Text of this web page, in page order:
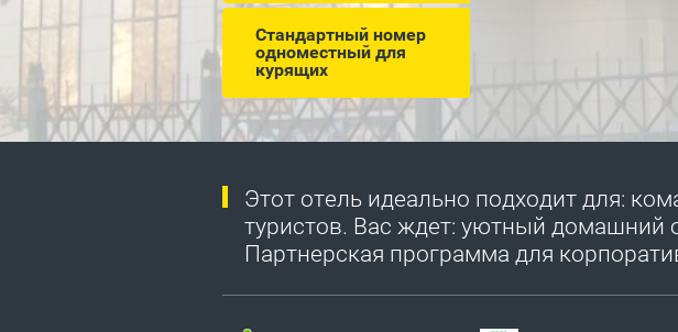
Стандартный номер
одноместный для
курящих
Этот отель идеально подходит для:
туристов. Вас ждет: уютный домашний
Партнерская программа для